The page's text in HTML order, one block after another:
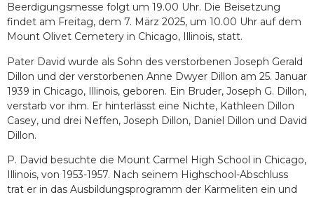
Beerdigungsmesse folgt um 19.00 Uhr. Die Beisetzung
findet am Freitag, dem 7. März 2025, um 10.00 Uhr auf dem
Mount Olivet Cemetery in Chicago, Illinois, statt.
Pater David wurde als Sohn des verstorbenen Joseph Gerald
Dillon und der verstorbenen Anne Dwyer Dillon am 25. Januar
1939 in Chicago, Illinois, geboren. Ein Bruder, Joseph G. Dillon,
verstarb vor ihm. Er hinterlässt eine Nichte, Kathleen Dillon
Casey, und drei Neffen, Joseph Dillon, Daniel Dillon und David
Dillon.
P. David besuchte die Mount Carmel High School in Chicago,
Illinois, von 1953-1957. Nach seinem Highschool-Abschluss
trat er in das Ausbildungsprogramm der Karmeliten ein und